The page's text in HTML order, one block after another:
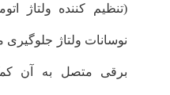
(تنظیم کننده ولتاژ
نوسانات ولتاژ
برقی متصل به آن